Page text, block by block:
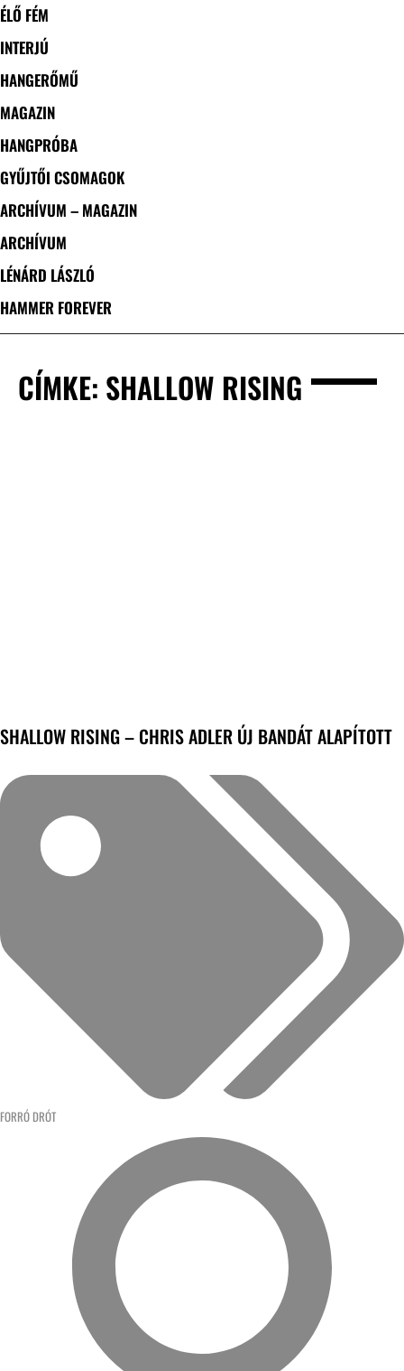
ÉLŐ FÉM
INTERJÚ
HANGERŐMŰ
MAGAZIN
HANGPRÓBA
GYŰJTŐI CSOMAGOK
ARCHÍVUM – MAGAZIN
ARCHÍVUM
LÉNÁRD LÁSZLÓ
HAMMER FOREVER
CÍMKE: SHALLOW RISING
SHALLOW RISING – CHRIS ADLER ÚJ BANDÁT ALAPÍTOTT
FORRÓ DRÓT